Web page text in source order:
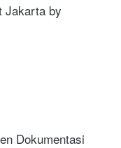
Jakarta by
Dokumentasi